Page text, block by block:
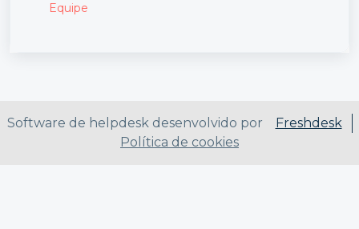
Equipe
Software de helpdesk desenvolvido por
Freshdesk
Política de cookies